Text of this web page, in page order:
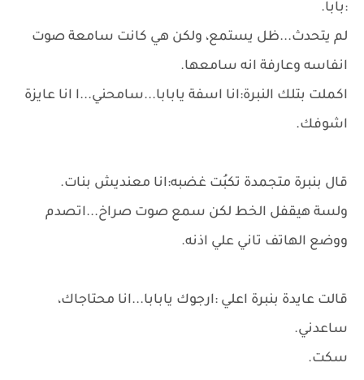
:بابا.
لم يتحدث...ظل يستمع، ولكن هي كانت سامعة صوت
انفاسه وعارفة انه سامعها.
اكملت بتلك النبرة:انا اسفة يابابا...سامحني...ا انا عايزة
اشوفك.
قال بنبرة متجمدة تكبُت غضبه:انا معنديش بنات.
ولسة هيقفل الخط لكن سمع صوت صراخ...اتصدم
ووضع الهاتف تاني علي اذنه.
قالت عايدة بنبرة اعلي :ارجوك يابابا...انا محتاجاك،
ساعدني.
سكت.